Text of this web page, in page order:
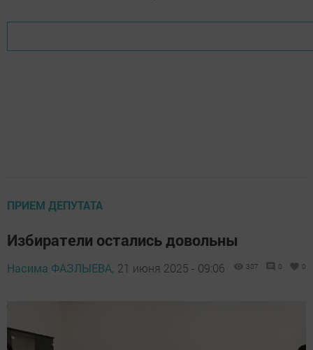
ПРИЕМ ДЕПУТАТА
Избиратели остались довольны
Насима ФАЗЛЫЕВА, 21 июня 2025 - 09:06 307 0 0